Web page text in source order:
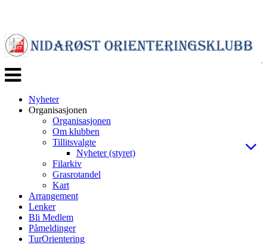
Veksle
navigasjon
Nyheter
Organisasjonen
Organisasjonen
Om klubben
Tillitsvalgte
Nyheter (styret)
Filarkiv
Grasrotandel
Kart
Arrangement
Lenker
Bli Medlem
Påmeldinger
TurOrientering